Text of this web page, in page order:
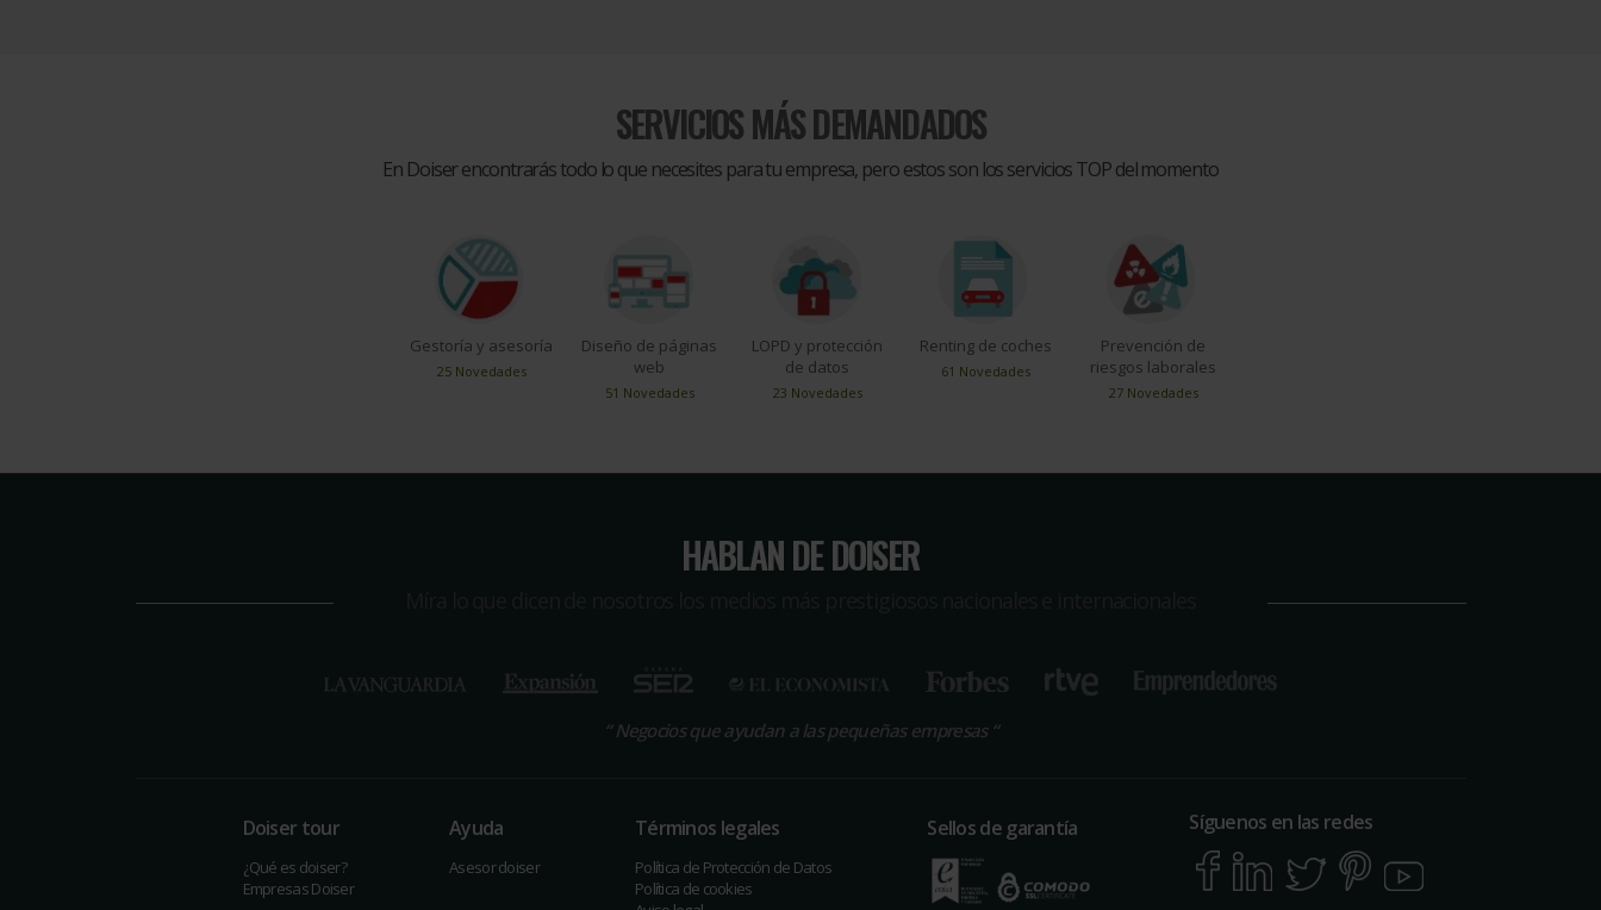
SERVICIOS MÁS DEMANDADOS
En Doiser encontrarás todo lo que necesites para tu empresa, pero estos son los servicios TOP del momento
Gestoría y asesoría
25 Novedades
Diseño de páginas
web
51 Novedades
LOPD y protección
de datos
23 Novedades
Renting de coches
61 Novedades
Prevención de
riesgos laborales
27 Novedades
HABLAN DE DOISER
“Negocios que ayudan a las pequeñas empresas “
Doiser tour
¿Qué es doiser?
Empresas Doiser
Ayuda
Asesor doiser
Términos legales
Política de Protección de Datos
Política de cookies
Sellos de garantía Síguenos en las redes